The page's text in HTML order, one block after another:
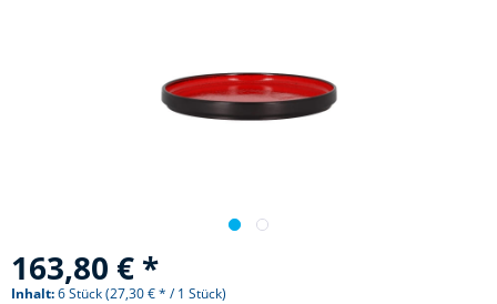
163,80 € *
Inhalt:6 Stück (27,30 € * / 1 Stück)